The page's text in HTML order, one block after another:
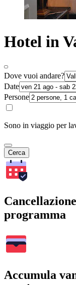
Hotel in
Dove vuoi andare?
Date
Persone
Sono in viaggio per
Cerca
programma
Accumula